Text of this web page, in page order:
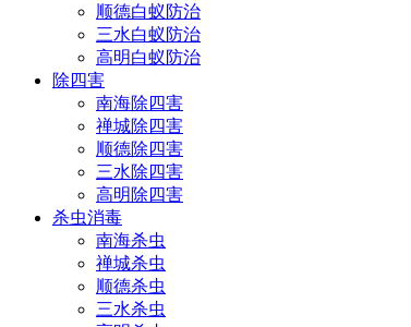
顺德白蚁防治
三水白蚁防治
高明白蚁防治
除四害
南海除四害
禅城除四害
顺德除四害
三水除四害
高明除四害
杀虫消毒
南海杀虫
禅城杀虫
顺德杀虫
三水杀虫